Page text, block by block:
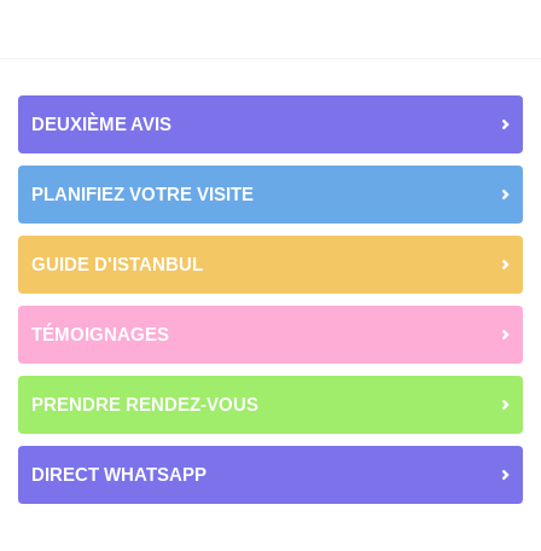
DEUXIÈME AVIS
PLANIFIEZ VOTRE VISITE
GUIDE D'ISTANBUL
TÉMOIGNAGES
PRENDRE RENDEZ-VOUS
DIRECT WHATSAPP